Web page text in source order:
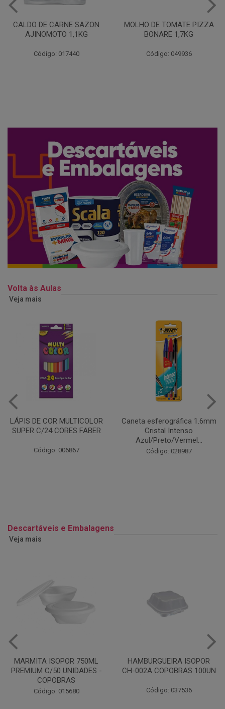
MOLHO DE TOMATE PIZZA
BONARE 1,7KG
Código: 049936
MARGARINA USO
PROFISSIONAL 80% CUKIN
Código: 062469
Volta às Aulas
Veja mais
Caneta esferográfica 1.6mm
Cristal Intenso
Código: 028987
COLA EM BASTÃO 40G - LEO
& LEO
Código: 028164
Descartáveis e Embalagens
Veja mais
HAMBURGUEIRA ISOPOR
CH-002A COPOBRAS 100UN
Código: 037536
CAIXA PARDA PIZZA N30
OITAVADA BALUARTE C/10
Código: 001124